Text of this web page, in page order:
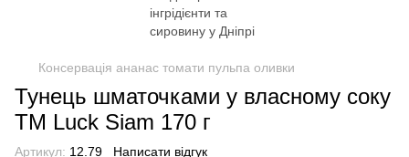
Консервація ананас томати пульпа оливки
Тунець шматочками у власному соку
TM Luck Siam 170 г
Артикул: 12.79 Написати відгук